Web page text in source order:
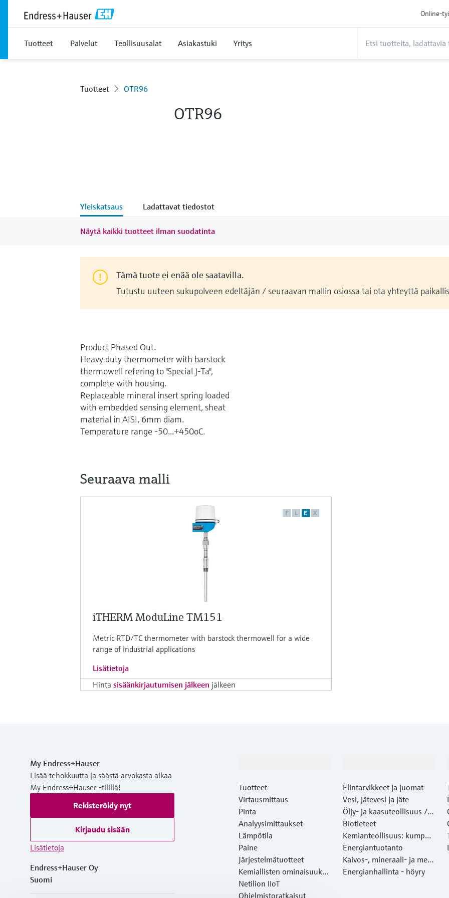
Online-
Tuotteet Palvelut Teollisuusalat Asiakastuki Yritys
Tuotteet OTR96
OTR96
Yleiskatsaus Ladattavat tiedostot
Näytä kaikki tuotteet ilman suodatinta
Tämä tuote ei enää ole saatavilla.
Tutustu uuteen sukupolveen edeltäjän / seuraavan mallin osiossa tai ota yhteyttä
Product Phased Out.
Heavy duty thermometer with barstock
thermowell refering to "Special J-Ta",
complete with housing.
Replaceable mineral insert spring loaded
with embedded sensing element, sheat
material in AISI, 6mm diam.
Temperature range -50...+450oC.
Seuraava malli
F L E X
iTHERM ModuLine TM151
Metric RTD/TC thermometer with barstock thermowell for a wide
range of industrial applications
Lisätietoja
Hinta sisäänkirjautumisen jälkeen jälkeen
My Endress+Hauser
Lisää tehokkuutta ja säästä arvokasta aikaa
My Endress+Hauser -tilillä!
Rekisteröidy nyt
Kirjaudu sisään
Lisätietoja
Endress+Hauser Oy
Suomi
Tuotteet
Virtausmittaus
Pinta
Analyysimittaukset
Lämpötila
Paine
Järjestelmätuotteet
Kemiallisten ominaisuuksi
en optinen analyysi
Netilion IIoT
Ohjelmistoratkaisut
Elintarvikkeet ja juomat
Vesi, jätevesi ja jäte
Öljy- ja kaasuteollisuus /
Marine
Biotieteet
Kemianteollisuus: kumppa
ni kestävään menestyksee
n
Energiantuotanto
Kaivos-, mineraali- ja meta
lliteollisuus
Energianhallinta - höyry